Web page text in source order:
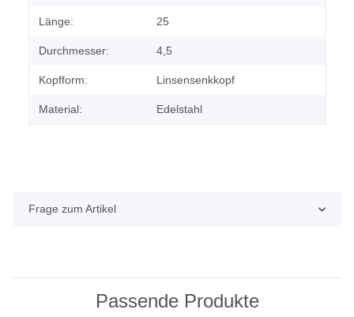
Länge: 25
Durchmesser: 4,5
Kopfform: Linsensenkkopf
Material: Edelstahl
Frage zum Artikel
Passende Produkte